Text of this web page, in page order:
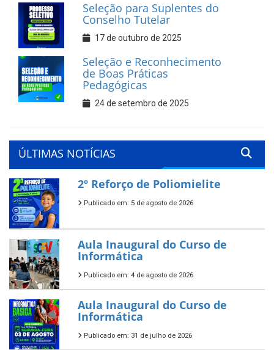
Seleção para Suplentes do
Conselho Tutelar
17 de outubro de 2025
Seleção e Reconhecimento
de Boas Práticas
Pedagógicas
24 de setembro de 2025
ÚLTIMAS NOTÍCIAS
2º Reforço de Poliomielite
Publicado em: 5 de agosto de 2026
Aula Inaugural do Curso de
Informática
Publicado em: 4 de agosto de 2026
Aula Inaugural do Curso de
Informática
Publicado em: 31 de julho de 2026